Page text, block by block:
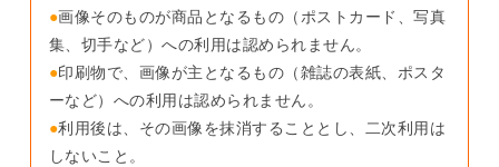
●画像そのものが商品となるもの（ポストカード、写真
集、切手など）への利用は認められません。
●印刷物で、画像が主となるもの（雑誌の表紙、ポスタ
ーなど）への利用は認められません。
●利用後は、その画像を抹消することとし、二次利用は
しないこと。